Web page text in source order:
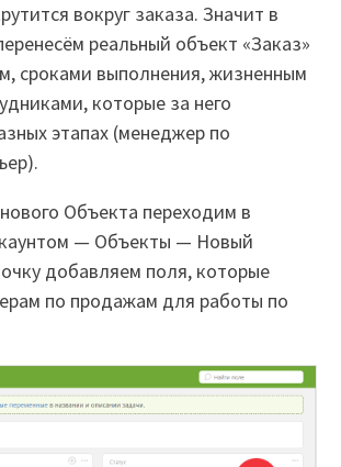
вокруг заказа. Значит в
реальный объект «Заказ»
сроками выполнения, жизненным
которые за него
этапах (менеджер по
Объекта переходим в
— Объекты — Новый
добавляем поля, которые
по продажам для работы по